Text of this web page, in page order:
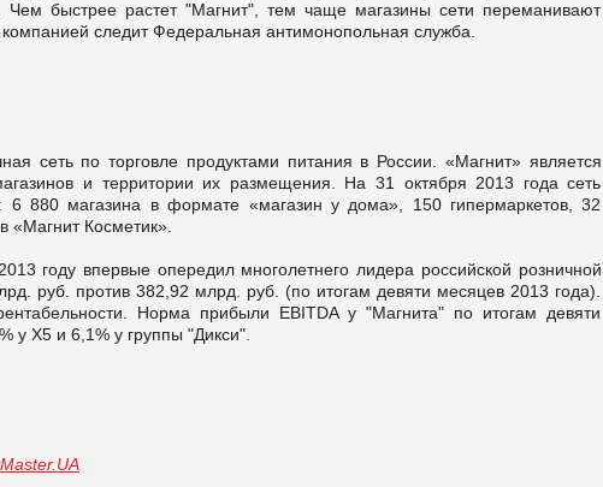
быстрее растет "Магнит", тем чаще магазины сети переманивают
следит Федеральная антимонопольная служба.
сеть по торговле продуктами питания в России. «Магнит» является
и территории их размещения. На 31 октября 2013 года сеть
6 880 магазина в формате «магазин у дома», 150 гипермаркетов, 32
«Магнит Косметик».
году впервые опередил многолетнего лидера российской розничной
руб. против 382,92 млрд. руб. (по итогам девяти месяцев 2013 года).
Норма прибыли EBITDA у "Магнита" по итогам девяти
у X5 и 6,1% у группы "Дикси".